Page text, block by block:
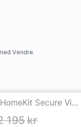
Eve - Cam med HomeKit Secure Video
195kr
Vendre